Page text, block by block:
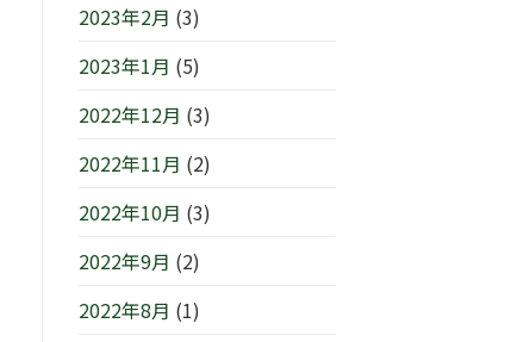
2023年2月 (3)
2023年1月 (5)
2022年12月 (3)
2022年11月 (2)
2022年10月 (3)
2022年9月 (2)
2022年8月 (1)